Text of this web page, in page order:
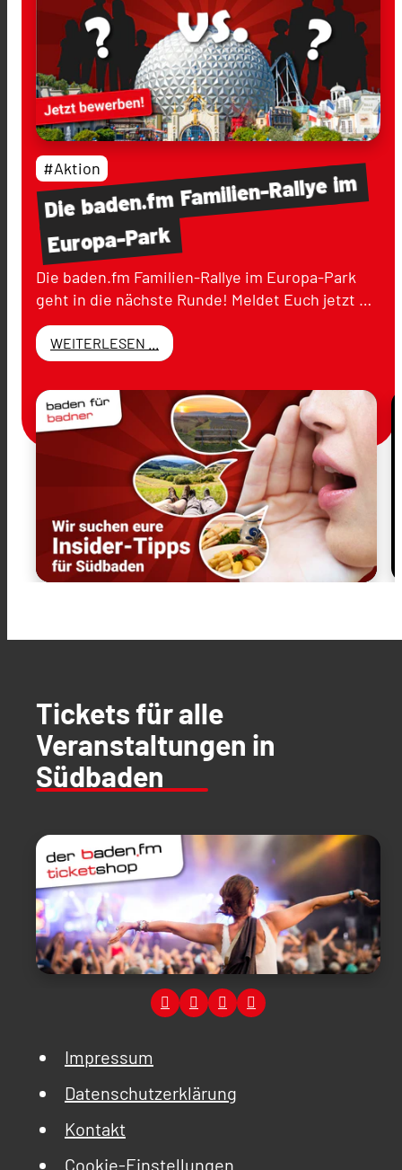
Diebaden.fmFamilien-Rallyeim
Europa-Park
#Aktion
Die baden.fm Familien-Rallye im Europa-Park
geht in die nächste Runde! Meldet Euch jetzt …
WEITERLESEN ...
Tickets für alle
Veranstaltungen in
Südbaden
Impressum
Datenschutzerklärung
Kontakt
Cookie-Einstellungen